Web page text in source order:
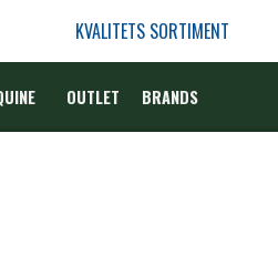
KVALITETS SORTIMENT
OUTLET BRANDS